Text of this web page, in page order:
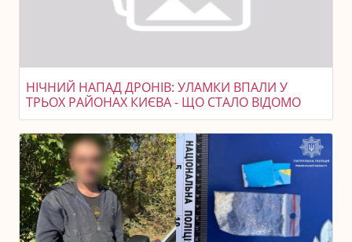
НІЧНИЙ НАПАД ДРОНІВ: УЛАМКИ ВПАЛИ У
ТРЬОХ РАЙОНАХ КИЄВА - ЩО СТАЛО ВІДОМО